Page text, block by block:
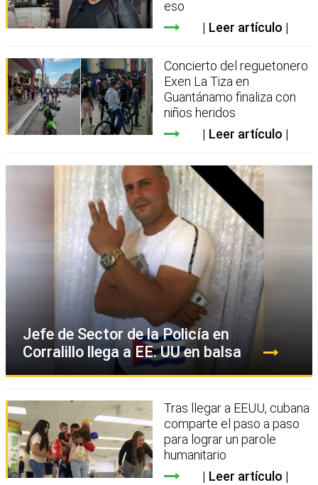
eso
Leer artículo
Concierto del reguetonero
Exen La Tiza en
Guantánamo finaliza con
niños heridos
Leer artículo
Jefe de Sector de la Policía en
Corralillo llega a EE. UU en balsa
Tras llegar a EEUU, cubana
comparte el paso a paso
para lograr un parole
humanitario
Leer artículo